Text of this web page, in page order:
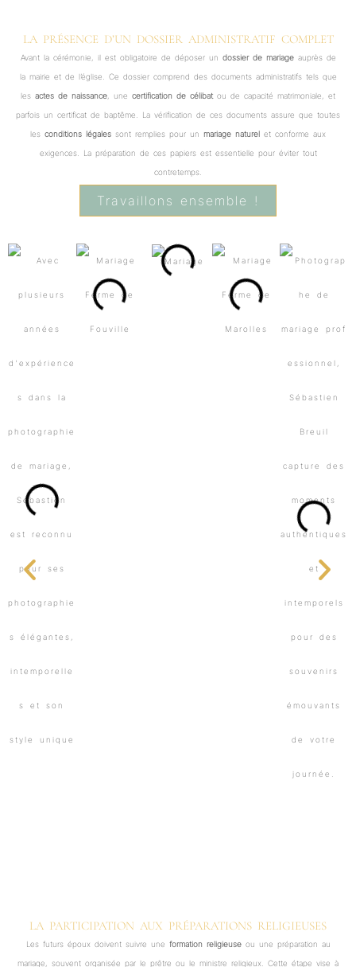
LA PRÉSENCE D’UN DOSSIER ADMINISTRATIF COMPLET
Avant la cérémonie, il est obligatoire de déposer un dossier de mariageauprès de
la mairie et de l’église. Ce dossier comprend des documents administratifs tels que
les actes de naissance , une certification de célibat ou de capacité matrimoniale, et
parfois un certificat de baptême. La vérification de ces documents assure que toutes
les conditions légales sont remplies pour un mariage naturel et conforme aux
exigences. La préparation de ces papiers est essentielle pour éviter tout
contretemps.
Travaillons ensemble !
LA PARTICIPATION AUX PRÉPARATIONS RELIGIEUSES
Les futurs époux doivent suivre une formation religieuseou une préparation au
mariage, souvent organisée par le prêtre ou le ministre religieux. Cette étape vise à